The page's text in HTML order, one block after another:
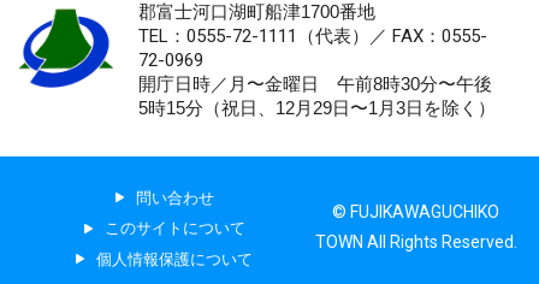
郡富士河口湖町船津1700番地
TEL：0555-72-1111 （代表）／ FAX：0555-
72-0969
開庁日時／月〜金曜日 午前8時30分〜午後
5時15分（祝日、12月29日〜1月3日を除く）
問い合わせ
このサイトについて
個人情報保護について
© FUJIKAWAGUCHIKO
TOWN All Rights Reserved.